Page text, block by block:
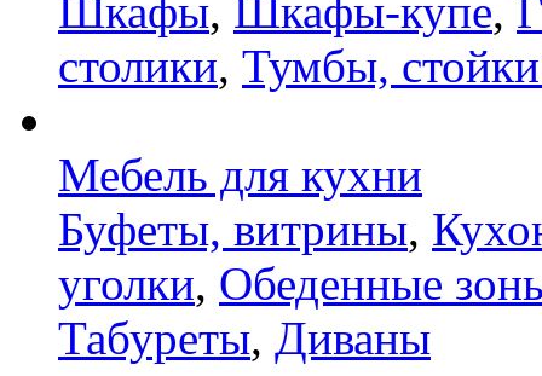
Шкафы, Шкафы-купе,
столики, Тумбы,
Мебель для кухни
Буфеты, витрины,
уголки, Обеденные
Табуреты, Диваны